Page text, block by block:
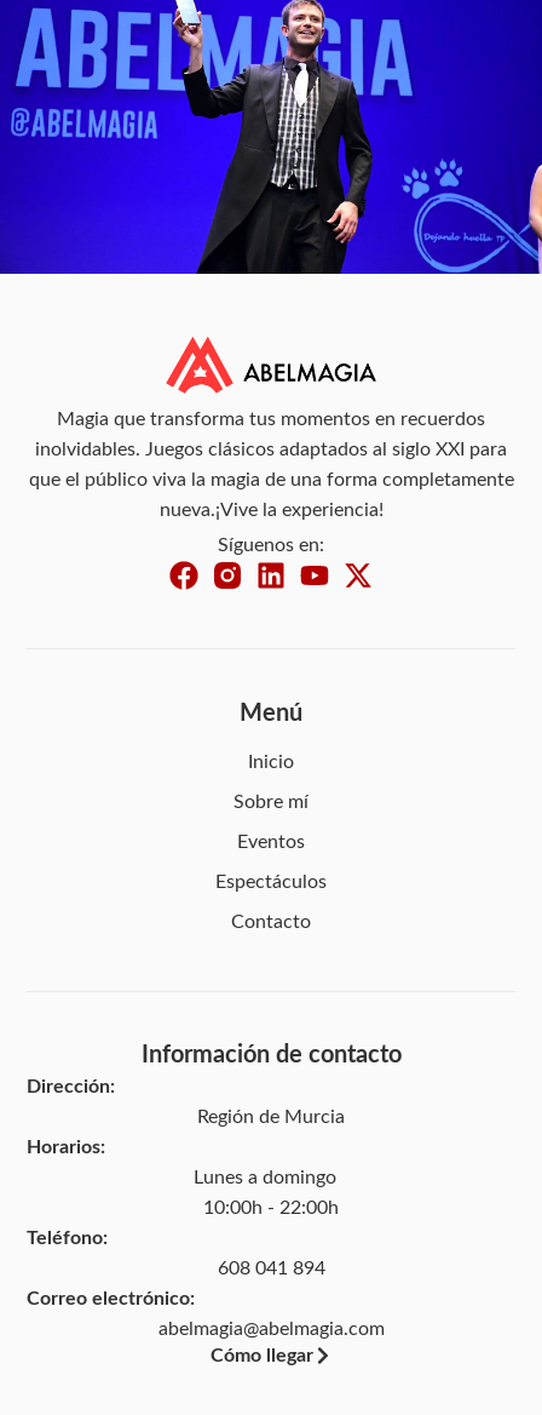
Magia que transforma tus momentos en recuerdos
inolvidables. Juegos clásicos adaptados al siglo XXI para
que el público viva la magia de una forma completamente
nueva.¡Vive la experiencia!
Síguenos en:
Menú
Inicio
Sobre mí
Eventos
Espectáculos
Contacto
Información de contacto
Dirección:
Región de Murcia
Horarios:
Lunes a domingo
10:00h - 22:00h
Teléfono:
608 041 894
Correo electrónico:
abelmagia@abelmagia.com
Cómo llegar